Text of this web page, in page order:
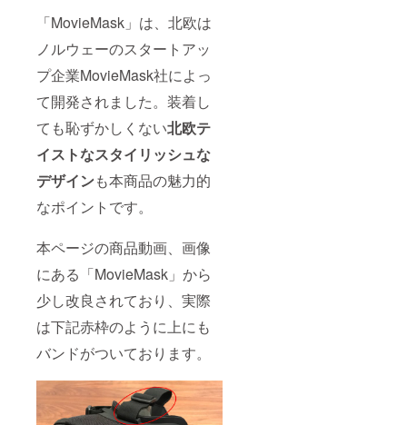
「MovieMask」は、北欧は
ノルウェーのスタートアッ
プ企業MovieMask社によっ
て開発されました。装着し
ても恥ずかしくない北欧テ
イストなスタイリッシュな
デザインも本商品の魅力的
なポイントです。
本ページの商品動画、画像
にある「MovieMask」から
少し改良されており、実際
は下記赤枠のように上にも
バンドがついております。